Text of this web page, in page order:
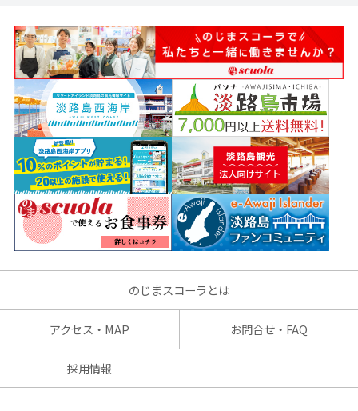
のじまスコーラとは
アクセス・MAP お問合せ・FAQ
採用情報